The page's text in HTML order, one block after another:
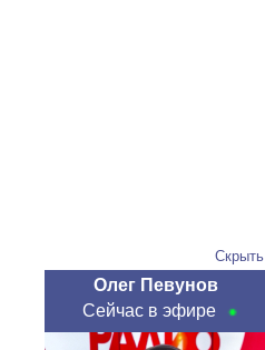
Скрыть
Олег Певунов
Сейчас в эфире